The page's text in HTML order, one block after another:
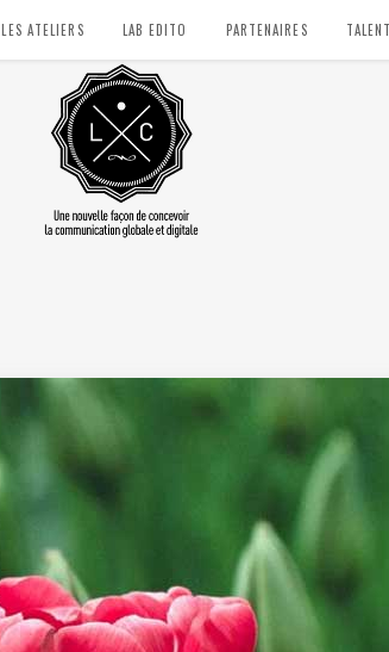
LES ATELIERS LAB EDITO PARTENAIRES